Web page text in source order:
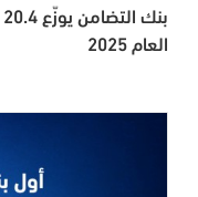
العام 2025